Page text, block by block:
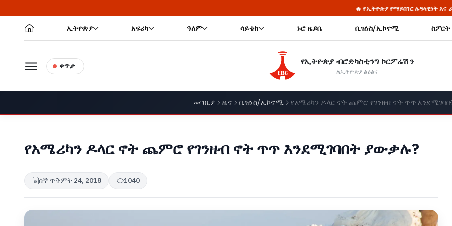
🔥 የኢትዮጵያ የማይበገር ሉዓላዊነት እና ራስን የመቻል ስኬታማ ጉዞ
ኢትዮጵያ አፍሪካ ዓለም ሳይቴክ ኑሮ ዜይቤ ቢዝነስ/ኢኮኖሚ ስፖርት
ቀጥታ የኢትዮጵያ ብሮድካስቲንግ ኮርፖሬሽን
ለኢትዮጵያ ልዕልና
መግቢያ ዜና ቢዝነስ/ኢኮኖሚ የአሜሪካን ዶላር ኖት ጨምሮ የገንዘብ ኖት ጥጥ
የአሜሪካን ዶላር ኖት ጨምሮ የገንዘብ ኖት ጥጥ እንደሚገባበት ያውቃሉ?
ሰኞ ጥቅምት 24, 2018 1040